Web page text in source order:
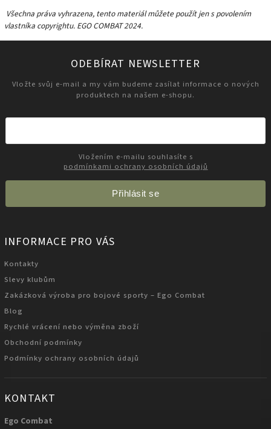
Všechna práva vyhrazena, tento materiál můžete použít jen s povolením
vlastníka copyrightu. EGO COMBAT 2024.
ODEBÍRAT NEWSLETTER
Vložte svůj e-mail a my vám budeme zasílat informace o nových
produktech na našem e-shopu.
podmínkami ochrany osobních údajů
Přihlásit se
INFORMACE PRO VÁS
Kontakty
Slevy klubům
Zakázková výroba pro bojové sporty – Ego Combat
Blog
Rychlé vrácení nebo výměna zboží
Obchodní podmínky
Podmínky ochrany osobních údajů
KONTAKT
Ego Combat